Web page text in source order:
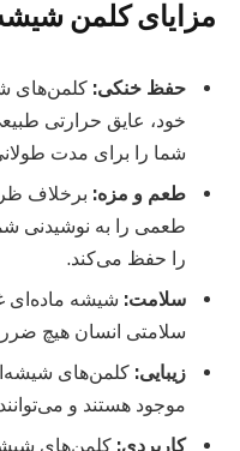
مزایای کلمن
حفظ خنکی: کلمن‌های
خود، عایق حرارتی
شما را برای مدت
طعم و مزه: برخلاف
طعمی را به نوشیدنی
را حفظ می‌کند.
سلامت: شیشه ماده‌ای
سلامتی انسان هیچ
زیبایی: کلمن‌های
موجود هستند و می‌توانند
کاربردی: کلمن‌های